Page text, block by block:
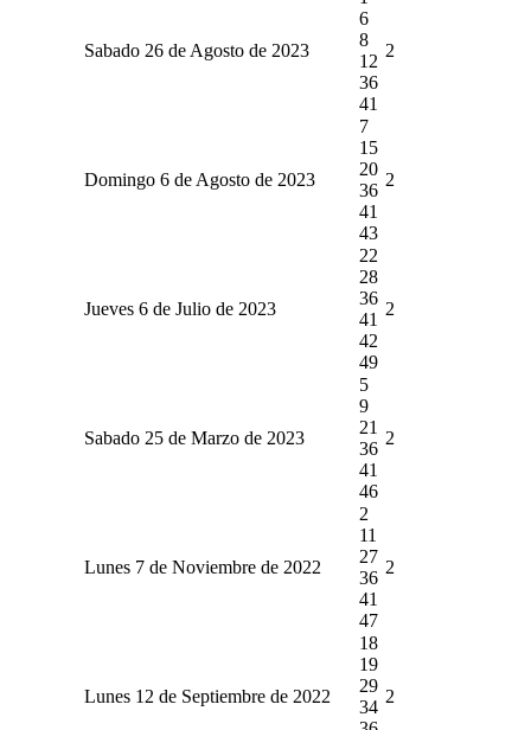
Sabado 26 de Agosto de 2023
6
8
12
36
41
2
Domingo 6 de Agosto de 2023
7
15
20
36
41
43
2
Jueves 6 de Julio de 2023
22
28
36
41
42
49
2
Sabado 25 de Marzo de 2023
5
9
21
36
41
46
2
Lunes 7 de Noviembre de 2022
2
11
27
36
41
47
2
Lunes 12 de Septiembre de 2022
18
19
29
34
2